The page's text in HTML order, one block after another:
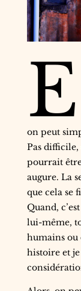
E
on peut
Pas
pourrait
augure. La
que cela se
Quand,
lui-même,
humains ou
histoire et je